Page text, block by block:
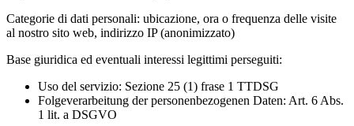
Categorie di dati personali: ubicazione, ora o frequenza delle visite
al nostro sito web, indirizzo IP (anonimizzato)
Base giuridica ed eventuali interessi legittimi perseguiti:
Uso del servizio: Sezione 25 (1) frase 1 TTDSG
Folgeverarbeitung der personenbezogenen Daten: Art. 6 Abs.
1 lit. a DSGVO